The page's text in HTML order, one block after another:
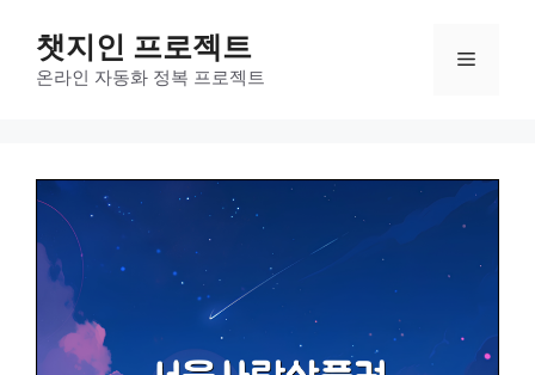
챗지인 프로젝트
온라인 자동화 정복 프로젝트
메